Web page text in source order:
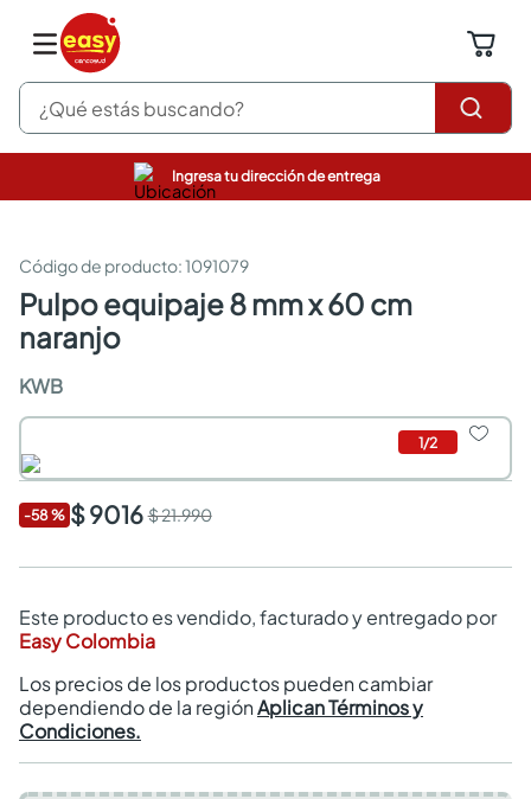
¿Qué estás buscando?
Ingresa tu dirección de entrega
:1091079
pulpo equipaje 8 mm x 60 cm
naranjo
KWB
1/2
-58% $ 9016$ 21.990
Este producto es vendido, facturado y entregado por
Easy Colombia
Los precios de los productos pueden cambiar
dependiendo de la regiónAplican Términos y
Condiciones.
pinturas
sanitarios
comedor
escritorio
armarios closet
comedores